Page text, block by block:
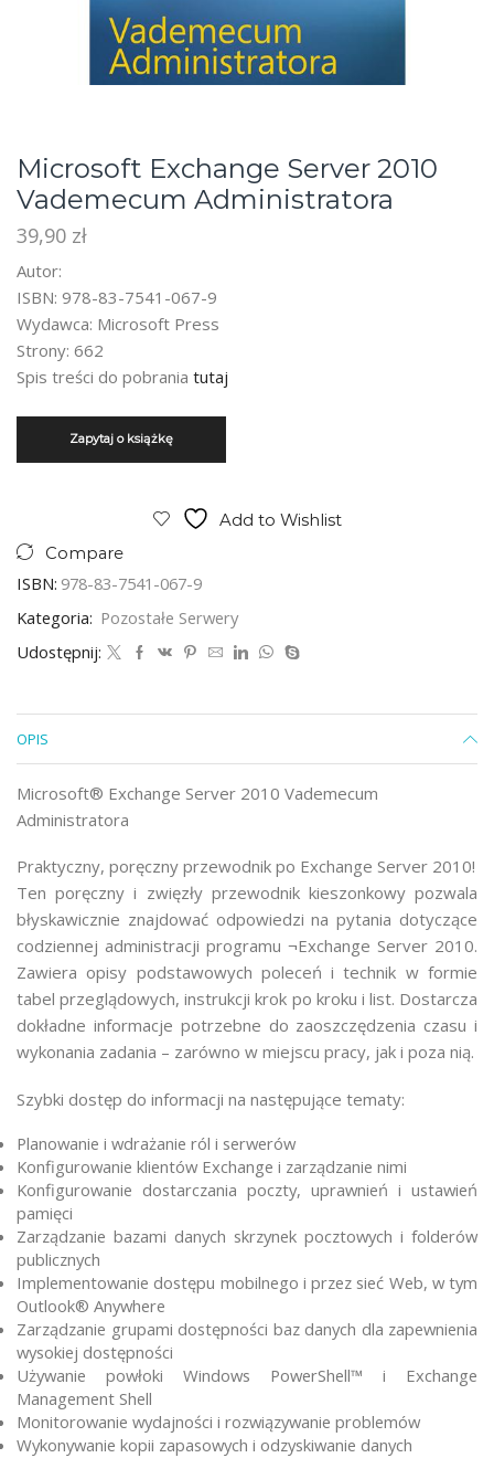
Microsoft Exchange Server 2010
Vademecum Administratora
39,90 zł
Autor:
ISBN: 978-83-7541-067-9
Wydawca: Microsoft Press
Strony: 662
Spis treści do pobrania tutaj
Add to Wishlist
Compare
ISBN: 978-83-7541-067-9
Kategoria: Pozostałe Serwery
Udostępnij:
OPIS
Microsoft® Exchange Server 2010 Vademecum
Administratora
Praktyczny, poręczny przewodnik po Exchange Server 2010!
Ten poręczny i zwięzły przewodnik kieszonkowy pozwala
błyskawicznie znajdować odpowiedzi na pytania dotyczące
codziennej administracji programu ¬Exchange Server 2010.
Zawiera opisy podstawowych poleceń i technik w formie
tabel przeglądowych, instrukcji krok po kroku i list. Dostarcza
dokładne informacje potrzebne do zaoszczędzenia czasu i
wykonania zadania – zarówno w miejscu pracy, jak i poza nią.
Szybki dostęp do informacji na następujące tematy:
Planowanie i wdrażanie ról i serwerów
Konfigurowanie klientów Exchange i zarządzanie nimi
Konfigurowanie dostarczania poczty, uprawnień i ustawień
pamięci
Zarządzanie bazami danych skrzynek pocztowych i folderów
publicznych
Implementowanie dostępu mobilnego i przez sieć Web, w tym
Outlook® Anywhere
Zarządzanie grupami dostępności baz danych dla zapewnienia
wysokiej dostępności
Używanie powłoki Windows PowerShell™ i Exchange
Management Shell
Monitorowanie wydajności i rozwiązywanie problemów
Wykonywanie kopii zapasowych i odzyskiwanie danych